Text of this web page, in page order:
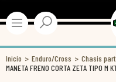
Inicio Enduro/Cross Chasis
MANETA FRENO CORTA ZETA TIPO M